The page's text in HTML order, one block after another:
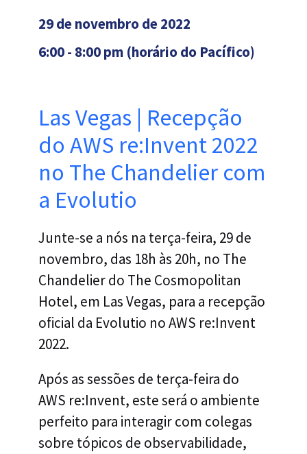
29 de novembro de 2022
6:00 - 8:00 pm (horário do Pacífico)
Las Vegas | Recepção
do AWS re:Invent 2022
no The Chandelier com
a Evolutio
Junte-se a nós na terça-feira, 29 de
novembro, das 18h às 20h, no The
Chandelier do The Cosmopolitan
Hotel, em Las Vegas, para a recepção
oficial da Evolutio no AWS re:Invent
2022.
Após as sessões de terça-feira do
AWS re:Invent, este será o ambiente
perfeito para interagir com colegas
sobre tópicos de observabilidade,